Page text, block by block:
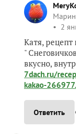
2
Катя, рецепт
"
вкусно,
7dach.ru/
kakao-
Ответить